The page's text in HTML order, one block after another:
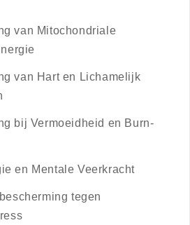
van Mitochondriale
van Hart en Lichamelijk
bij Vermoeidheid en Burn-
en Mentale Veerkracht
tegen